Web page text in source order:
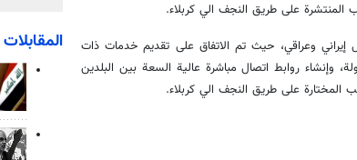
المنتشرة على طريق النجف الي كربلاء.
وعراقي، حيث تم الاتفاق على تقديم خدمات ذات
وإنشاء روابط اتصال مباشرة عالية السعة بين البلدين
المختارة على طريق النجف الي كربلاء.
المقابلات